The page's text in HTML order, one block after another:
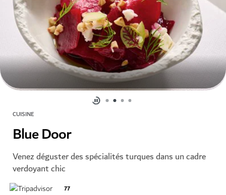
CUISINE
Blue Door
Venez déguster des spécialités turques dans un cadre
verdoyant chic
77